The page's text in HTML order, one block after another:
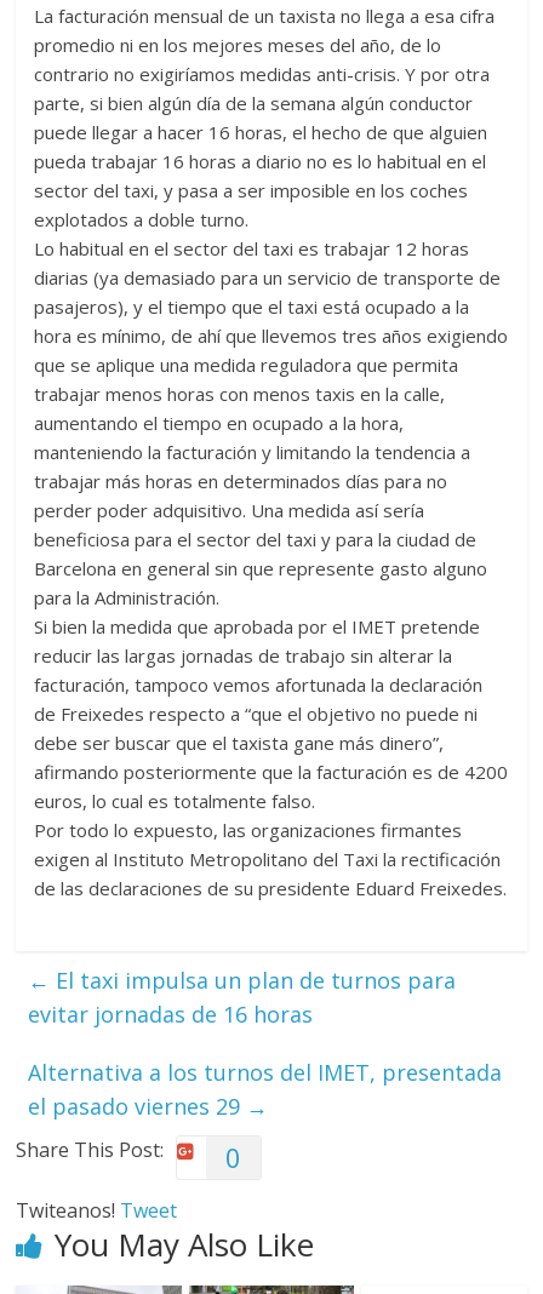
La facturación mensual de un taxista no llega a esa cifra
promedio ni en los mejores meses del año, de lo
contrario no exigiríamos medidas anti-crisis. Y por otra
parte, si bien algún día de la semana algún conductor
puede llegar a hacer 16 horas, el hecho de que alguien
pueda trabajar 16 horas a diario no es lo habitual en el
sector del taxi, y pasa a ser imposible en los coches
explotados a doble turno.
Lo habitual en el sector del taxi es trabajar 12 horas
diarias (ya demasiado para un servicio de transporte de
pasajeros), y el tiempo que el taxi está ocupado a la
hora es mínimo, de ahí que llevemos tres años exigiendo
que se aplique una medida reguladora que permita
trabajar menos horas con menos taxis en la calle,
aumentando el tiempo en ocupado a la hora,
manteniendo la facturación y limitando la tendencia a
trabajar más horas en determinados días para no
perder poder adquisitivo. Una medida así sería
beneficiosa para el sector del taxi y para la ciudad de
Barcelona en general sin que represente gasto alguno
para la Administración.
Si bien la medida que aprobada por el IMET pretende
reducir las largas jornadas de trabajo sin alterar la
facturación, tampoco vemos afortunada la declaración
de Freixedes respecto a “que el objetivo no puede ni
debe ser buscar que el taxista gane más dinero”,
afirmando posteriormente que la facturación es de 4200
euros, lo cual es totalmente falso.
Por todo lo expuesto, las organizaciones firmantes
exigen al Instituto Metropolitano del Taxi la rectificación
de las declaraciones de su presidente Eduard Freixedes.
← El taxi impulsa un plan de turnos para
evitar jornadas de 16 horas
Alternativa a los turnos del IMET, presentada
el pasado viernes 29 →
Share This Post: 0
Twiteanos! Tweet
You May Also Like